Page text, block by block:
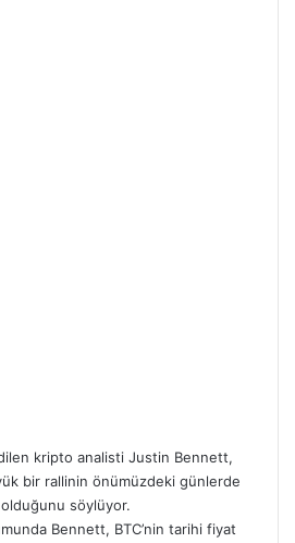
kripto analisti Justin Bennett,
bir rallinin önümüzdeki günlerde
söylüyor.
Bennett, BTC’nin tarihi fiyat